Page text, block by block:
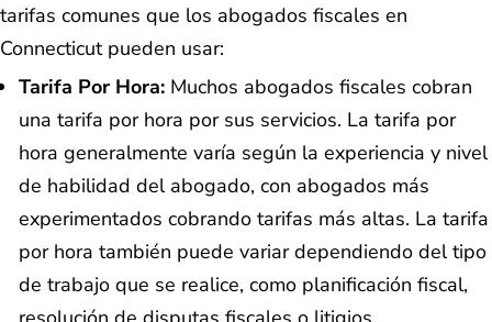
tarifas comunes que los abogados fiscales en
Connecticut pueden usar:
Tarifa Por Hora: Muchos abogados fiscales cobran
una tarifa por hora por sus servicios. La tarifa por
hora generalmente varía según la experiencia y nivel
de habilidad del abogado, con abogados más
experimentados cobrando tarifas más altas. La tarifa
por hora también puede variar dependiendo del tipo
de trabajo que se realice, como planificación fiscal,